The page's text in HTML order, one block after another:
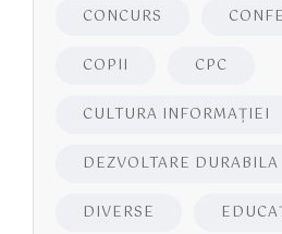
CONCURS
COPII CPC
CULTURA INFORMAŢIEI
DEZVOLTARE DURABILA
DIVERSE